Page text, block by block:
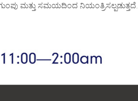
ಮತ್ತು ಸಮಯದಿಂದ ನಿಯಂತ್ರಿಸಲ್ಪಡುತ್ತದೆ.